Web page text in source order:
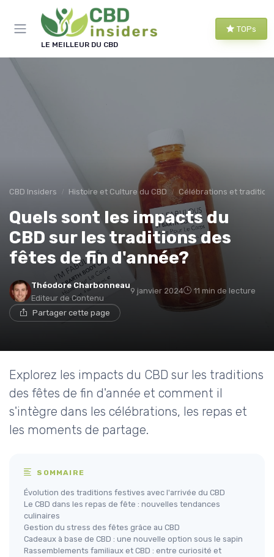
LE MEILLEUR DU CBD
TOPs
CBD Insiders Histoire et Culture du CBD Célébrations et
Quels sont les impacts du
CBD sur les traditions des
fêtes de fin d'année?
Théodore Charbonneau
Editeur de Contenu
9 janvier 2024 11 min de lecture
Partager cette page
Explorez les impacts du CBD sur les traditions
des fêtes de fin d'année et comment il
s'intègre dans les célébrations, les repas et
les moments de partage.
SOMMAIRE
Évolution des traditions festives avec l'arrivée du CBD
Le CBD dans les repas de fête : nouvelles tendances
culinaires
Gestion du stress des fêtes grâce au CBD
Cadeaux à base de CBD : une nouvelle option sous le sapin
Rassemblements familiaux et CBD : entre curiosité et
Panneau de gestion des cookies